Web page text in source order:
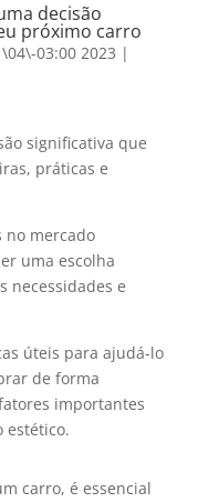
decisão
próximo carro
03:00 2023 |
significativa que
práticas e
no mercado
uma escolha
necessidades e
úteis para ajudá-lo
de forma
importantes
estético.
carro, é essencial